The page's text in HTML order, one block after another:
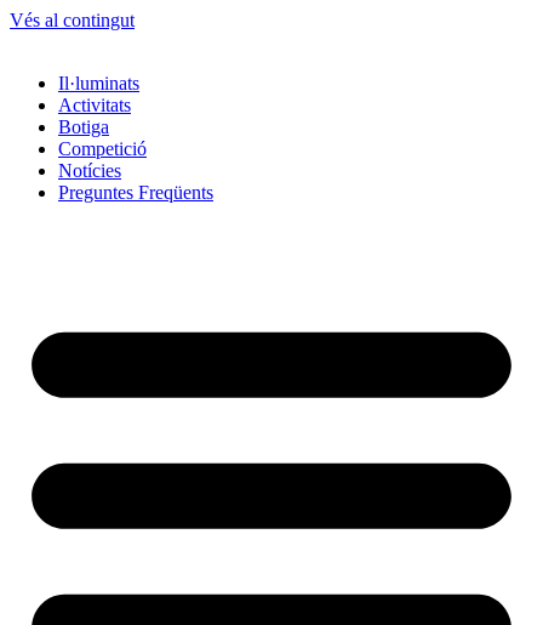
Vés al contingut
Il·luminats
Activitats
Botiga
Competició
Notícies
Preguntes Freqüents